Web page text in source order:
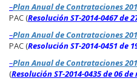
–Plan Anual de Contrataciones
PAC (Resolución ST-2014-0467 de
–Plan Anual de Contrataciones
PAC (Resolución ST-2014-0451 de
–Plan Anual de Contrataciones
(Resolución ST-2014-0435 de 06